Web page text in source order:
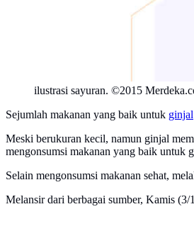
ilustrasi sayuran. ©2015
Sejumlah makanan yang baik untuk ginjal
Meski berukuran kecil, namun ginjal
mengonsumsi makanan yang baik untuk
Selain mengonsumsi makanan sehat,
Melansir dari berbagai sumber, Kamis